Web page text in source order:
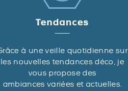
Tendances
à une veille quotidienne sur
les nouvelles tendances déco, je
vous propose des
ambiances variées et actuelles.